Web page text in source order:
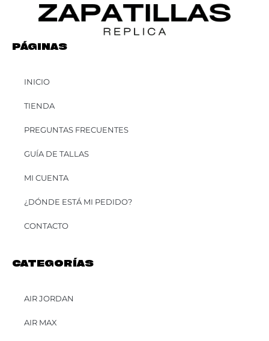
PÁGINAS
INICIO
TIENDA
PREGUNTAS FRECUENTES
GUÍA DE TALLAS
MI CUENTA
¿DÓNDE ESTÁ MI PEDIDO?
CONTACTO
CATEGORÍAS
AIR JORDAN
AIR MAX